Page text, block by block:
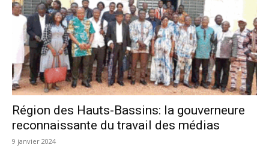
Région des Hauts-Bassins: la gouverneure
reconnaissante du travail des médias
9 janvier 2024